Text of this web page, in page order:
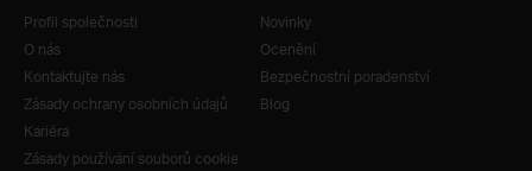
Profil společnosti
O nás
Kontaktujte nás
Zásady ochrany osobních údajů
Kariéra
Zásady používání souborů cookie
Novinky
Ocenění
Bezpečnostní poradenství
Blog